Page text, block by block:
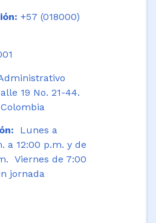
+57 (018000)
19 No. 21-44.
Lunes a
a 12:00 p.m. y de
Viernes de 7:00
jornada